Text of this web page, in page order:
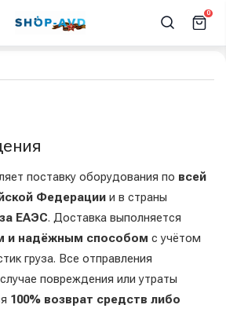
0
поставку оборудования по всей
Федерации и в страны
ЕАЭС. Доставка выполняется
и надёжным способом с учётом
груза. Все отправления
повреждения или утраты
100% возврат средств либо